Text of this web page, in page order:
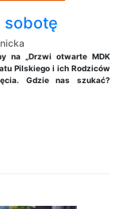
sobotę
na „Drzwi otwarte MDK
Pilskiego i ich Rodziców
Gdzie nas szukać?